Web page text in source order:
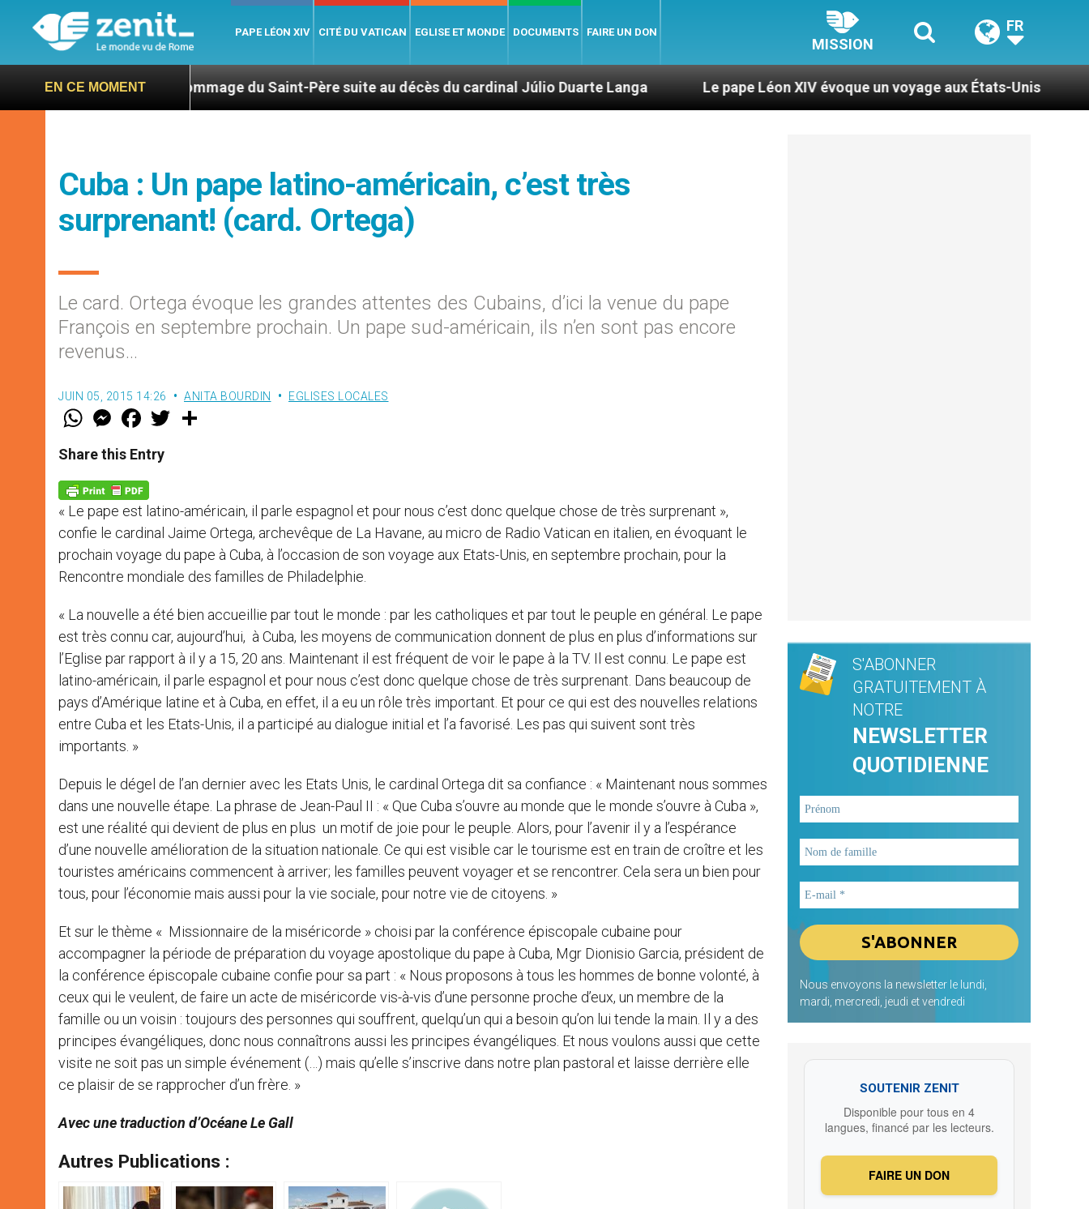
PAPE LÉON XIV CITÉ DU VATICAN EGLISE ET MONDE DOCUMENTS FAIRE UN DON
MISSION
FR
EN CE MOMENT
Hommage du Saint-Père suite au décès du cardinal Júlio Duarte Langa Le pape Léon XIV évoque un voyage aux États-Unis Le pape Léon
Cuba : Un pape latino-américain, c’est très
surprenant! (card. Ortega)
Le card. Ortega évoque les grandes attentes des Cubains, d’ici la venue du pape
François en septembre prochain. Un pape sud-américain, ils n’en sont pas encore
revenus…
JUIN 05, 2015 14:26 ANITA BOURDIN EGLISES LOCALES
W
t
s
p
p
M
e
s
e
g
e
r
F
a
e
b
k
w
Share this Entry
« Le pape est latino-américain, il parle espagnol et pour nous c’est donc quelque chose de très surprenant »,
confie le cardinal Jaime Ortega, archevêque de La Havane, au micro de Radio Vatican en italien, en évoquant le
prochain voyage du pape à Cuba, à l’occasion de son voyage aux Etats-Unis, en septembre prochain, pour la
Rencontre mondiale des familles de Philadelphie.
« La nouvelle a été bien accueillie par tout le monde : par les catholiques et par tout le peuple en général. Le pape
est très connu car, aujourd’hui, à Cuba, les moyens de communication donnent de plus en plus d’informations sur
l’Eglise par rapport à il y a 15, 20 ans. Maintenant il est fréquent de voir le pape à la TV. Il est connu. Le pape est
latino-américain, il parle espagnol et pour nous c’est donc quelque chose de très surprenant. Dans beaucoup de
pays d’Amérique latine et à Cuba, en effet, il a eu un rôle très important. Et pour ce qui est des nouvelles relations
entre Cuba et les Etats-Unis, il a participé au dialogue initial et l’a favorisé. Les pas qui suivent sont très
importants. »
Depuis le dégel de l’an dernier avec les Etats Unis, le cardinal Ortega dit sa confiance : « Maintenant nous sommes
dans une nouvelle étape. La phrase de Jean-Paul II : « Que Cuba s’ouvre au monde que le monde s’ouvre à Cuba »,
est une réalité qui devient de plus en plus un motif de joie pour le peuple. Alors, pour l’avenir il y a l’espérance
d’une nouvelle amélioration de la situation nationale. Ce qui est visible car le tourisme est en train de croître et les
touristes américains commencent à arriver; les familles peuvent voyager et se rencontrer. Cela sera un bien pour
tous, pour l’économie mais aussi pour la vie sociale, pour notre vie de citoyens. »
Et sur le thème « Missionnaire de la miséricorde » choisi par la conférence épiscopale cubaine pour
accompagner la période de préparation du voyage apostolique du pape à Cuba, Mgr Dionisio Garcia, président de
la conférence épiscopale cubaine confie pour sa part : « Nous proposons à tous les hommes de bonne volonté, à
ceux qui le veulent, de faire un acte de miséricorde vis-à-vis d’une personne proche d’eux, un membre de la
famille ou un voisin : toujours des personnes qui souffrent, quelqu’un qui a besoin qu’on lui tende la main. Il y a des
principes évangéliques, donc nous connaîtrons aussi les principes évangéliques. Et nous voulons aussi que cette
visite ne soit pas un simple événement (…) mais qu’elle s’inscrive dans notre plan pastoral et laisse derrière elle
ce plaisir de se rapprocher d’un frère. »
Avec une traduction d’Océane Le Gall
Autres Publications :
S'ABONNER
GRATUITEMENT À
NOTRE
NEWSLETTER
QUOTIDIENNE
Nous envoyons la newsletter le lundi,
mardi, mercredi, jeudi et vendredi
SOUTENIR ZENIT
Disponible pour tous en 4
langues, financé par les lecteurs.
FAIRE UN DON